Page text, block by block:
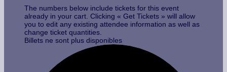
The numbers below include tickets for this event
already in your cart. Clicking « Get Tickets » will allow
you to edit any existing attendee information as well as
change ticket quantities.
Billets ne sont plus disponibles